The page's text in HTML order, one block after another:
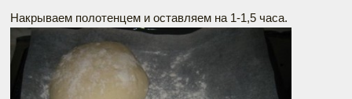
Накрываем полотенцем и оставляем на 1-1,5 часа.